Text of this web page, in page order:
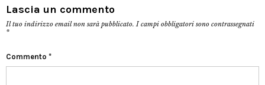
Lascia un commento
Il tuo indirizzo email non sarà pubblicato. I campi obbligatori sono contrassegnati
*
Commento *